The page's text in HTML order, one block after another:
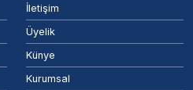
İletişim
Üyelik
Künye
Kurumsal